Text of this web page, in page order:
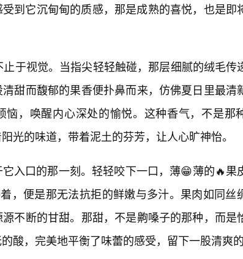
到它沉甸甸的质感，那是成熟的喜悦，也是即
于视觉。当指尖轻轻触碰，那层细腻的绒毛传
甜而馥郁的果香便扑鼻而来，仿佛夏日里最清
恼，唤醒内心深处的愉悦。这种香气，不是那
光的味道，带着泥土的芬芳，让人心旷神怡。
入口的那一刻。轻轻咬下一口，薄😁薄的🔥果
，便是那无法抗拒的鲜嫩与多汁。果肉如同丝
不断的甘甜。那甜，不是齁嗓子的那种，而是
酸，完美地平衡了味蕾的感受，留下一股清爽的